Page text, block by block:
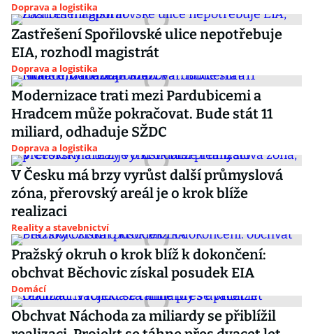
Doprava a logistika
Zastřešení Spořilovské ulice nepotřebuje
EIA, rozhodl magistrát
Doprava a logistika
Modernizace trati mezi Pardubicemi a
Hradcem může pokračovat. Bude stát 11
miliard, odhaduje SŽDC
Doprava a logistika
V Česku má brzy vyrůst další průmyslová
zóna, přerovský areál je o krok blíže
realizaci
Reality a stavebnictví
Pražský okruh o krok blíž k dokončení:
obchvat Běchovic získal posudek EIA
Domácí
Obchvat Náchoda za miliardy se přiblížil